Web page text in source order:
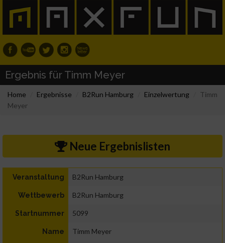
Ergebnis für Timm Meyer
Home Ergebnisse B2Run Hamburg Einzelwertung
Timm
Meyer
Neue Ergebnislisten
Veranstaltung B2Run Hamburg
Wettbewerb B2Run Hamburg
Startnummer 5099
Name Timm Meyer